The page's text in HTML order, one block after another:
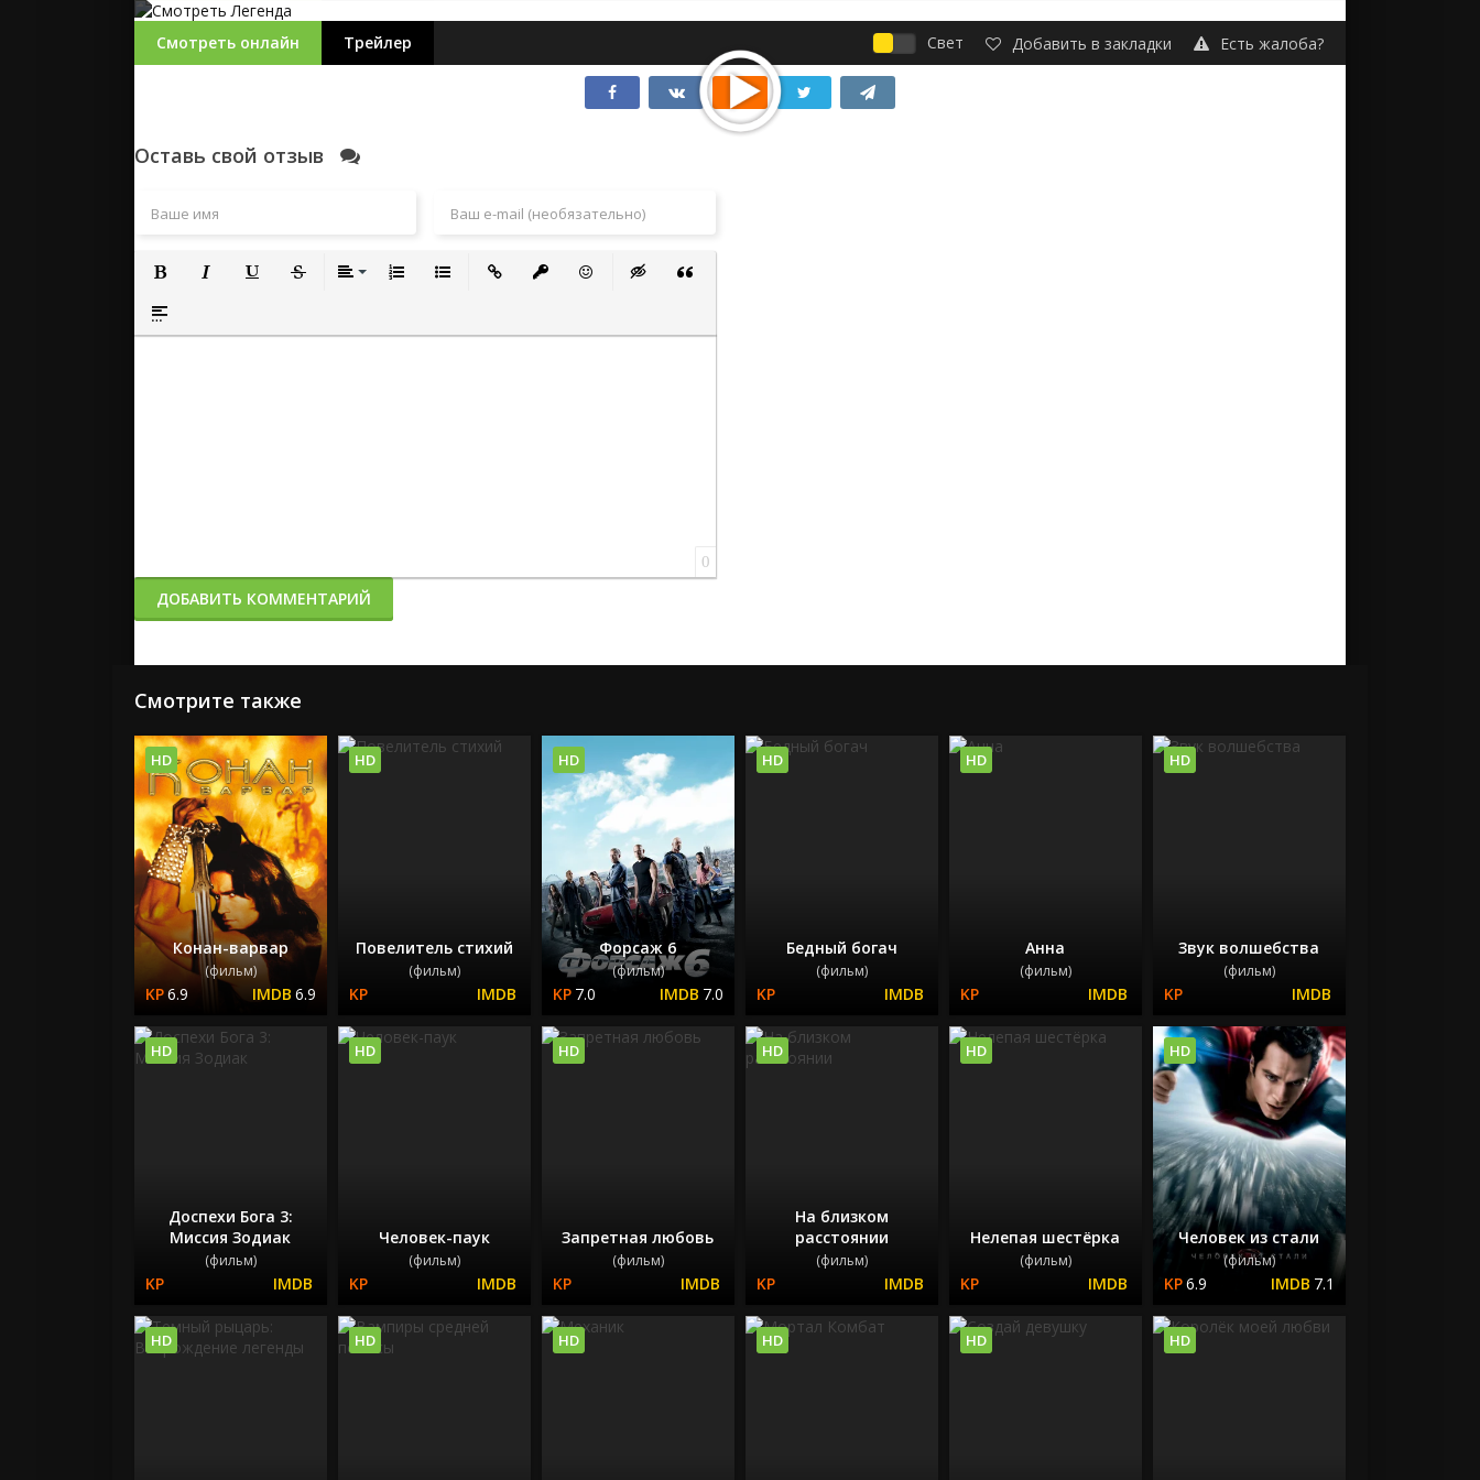
Смотреть онлайн Трейлер Свет Добавить в закладки Есть жалоба?
Оставь свой отзыв
Полужирный
Вставка спойлера
0
ДОБАВИТЬ КОММЕНТАРИЙ
Смотрите также
Конан-варвар
(фильм)
6.9 6.9
HD
Повелитель стихий
(фильм)
HD
Форсаж 6
(фильм)
7.0 7.0
HD
Бедный богач
(фильм)
HD
Анна
(фильм)
HD
Звук волшебства
(фильм)
HD
Доспехи Бога 3:
Миссия Зодиак
(фильм)
HD
Человек-паук
(фильм)
HD
Запретная любовь
(фильм)
HD
На близком
расстоянии
(фильм)
HD
Нелепая шестёрка
(фильм)
HD
Человек из стали
(фильм)
6.9 7.1
HD
HD HD HD HD HD HD